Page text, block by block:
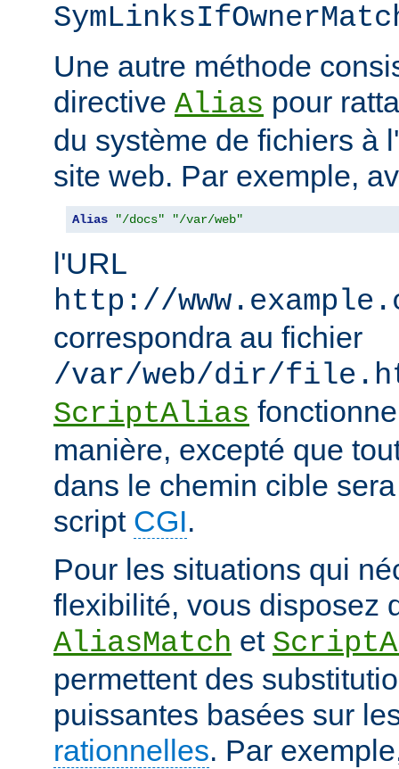
Une autre méthode
directive Alias pour
du système de fichiers à
site web. Par exemple,
Alias "/docs" "/var/web"
l'URL
http://
correspondra au fichier
/var/web/dir/
ScriptAlias
manière, excepté que
dans le chemin cible
script CGI.
Pour les situations qui
flexibilité, vous disposez
AliasMatch et
permettent des
puissantes basées sur
rationnelles. Par